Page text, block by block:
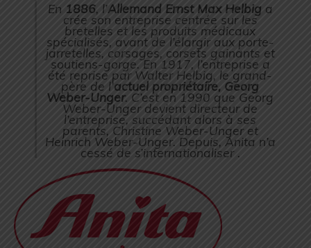
En 1886, l’Allemand Ernst Max Helbig a
crée son entreprise centrée sur les
bretelles et les produits médicaux
spécialisés, avant de l’élargir aux porte-
jarretelles, corsages, corsets gainants et
soutiens-gorge. En 1917, l’entreprise a
été reprise par Walter Helbig, le grand-
père de l’actuel propriétaire, Georg
Weber-Unger. C’est en 1990 que Georg
Weber-Unger devient directeur de
l’entreprise, succédant alors à ses
parents, Christine Weber-Unger et
Heinrich Weber-Unger. Depuis, Anita n’a
cessé de s’internationaliser .